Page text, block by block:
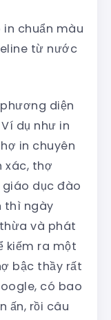
chuẩn màu
từ nước
diện
dụ như in
in chuyên
xác, thợ
giáo dục đào
thì ngày
và phát
kiếm ra một
bậc thầy rất
có bao
ấn, rồi câu